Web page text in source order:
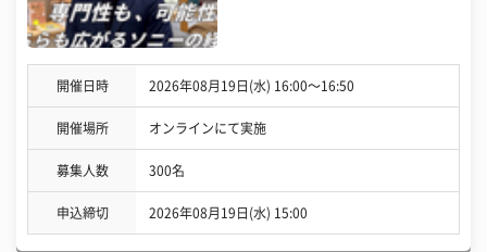
開催日時 2026年08月19日(水) 16:00〜16:50
開催場所 オンラインにて実施
募集人数 300名
申込締切 2026年08月19日(水) 15:00